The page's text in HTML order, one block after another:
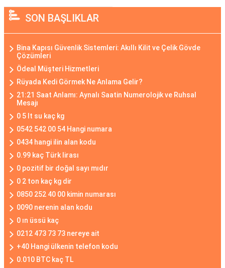
SON BAŞLIKLAR
Bina Kapısı Güvenlik Sistemleri: Akıllı Kilit ve Çelik Gövde
Çözümleri
Ödeal Müşteri Hizmetleri
Rüyada Kedi Görmek Ne Anlama Gelir?
21:21 Saat Anlamı: Aynalı Saatin Numerolojik ve Ruhsal
Mesajı
0 5 lt su kaç kg
0542 542 00 54 Hangi numara
0434 hangi ilin alan kodu
0.99 kaç Türk lirası
0 pozitif bir doğal sayı mıdır
0 2 ton kaç kg dir
0850 252 40 00 kimin numarası
0090 nerenin alan kodu
0 ın üssü kaç
0212 473 73 73 nereye ait
+40 Hangi ülkenin telefon kodu
0.010 BTC kaç TL